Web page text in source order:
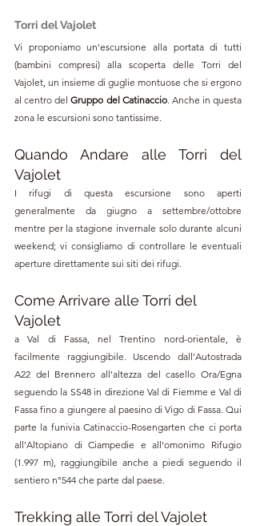
Torri del Vajolet
(bambini compresi) alla scoperta delle Torri del
Vajolet, un insieme di guglie montuose che si ergono
al centro del Gruppo del Catinaccio. Anche in questa
zona le escursioni sono tantissime.
Quando Andare alle Torri del
Vajolet
I rifugi di questa escursione sono aperti
generalmente da giugno a settembre/ottobre
mentre per la stagione invernale solo durante alcuni
weekend; vi consigliamo di controllare le eventuali
aperture direttamente sui siti dei rifugi.
Come Arrivare alle Torri del
Vajolet
a Val di Fassa, nel Trentino nord-orientale, è
facilmente raggiungibile. Uscendo dall'Autostrada
A22 del Brennero all'altezza del casello Ora/Egna
seguendo la SS48 in direzione Val di Fiemme e Val di
Fassa fino a giungere al paesino di Vigo di Fassa. Qui
parte la funivia Catinaccio-Rosengarten che ci porta
all'Altopiano di Ciampedie e all'omonimo Rifugio
(1.997 m), raggiungibile anche a piedi seguendo il
sentiero n°544 che parte dal paese.
Trekking alle Torri del Vajolet